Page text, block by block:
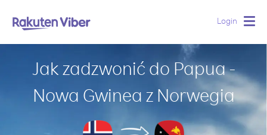
Login
Jak zadzwonić do Papua -
Nowa Gwinea z Norwegia